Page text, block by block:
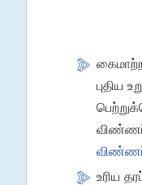
புதிய
உரிய